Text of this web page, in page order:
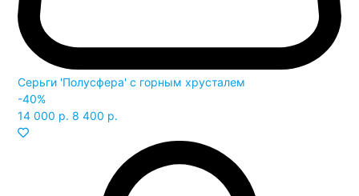
Серьги 'Полусфера' с горным хрусталем
-40%
14 000 р. 8 400 р.